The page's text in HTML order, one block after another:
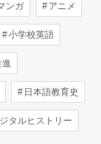
ンガ アニメ
小学校英語
日本語教育史
タルヒストリー